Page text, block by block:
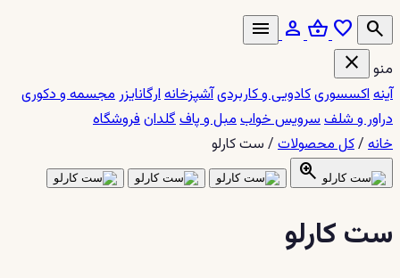
search
favorite
shopping_basket
person
menu
منو close
آینهاکسسوریکادویی و کاربردیآشپزخانهارگانایزرمجسمه و دکوری
دراور و شلفسرویس خوابمبل و پافگلدانفروشگاه
خانه /کل محصولات / ست کارلو
zoom_in
ست کارلو